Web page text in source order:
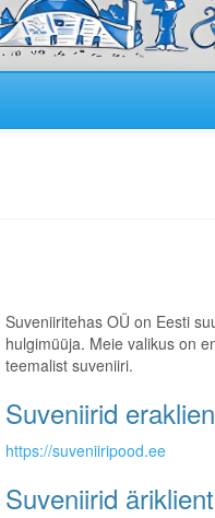
Suveniiritehas OÜ on Eesti
hulgimüüja. Meie valikus on
teemalist suveniiri.
Suveniirid
https://suveniiripood.ee
Suveniirid